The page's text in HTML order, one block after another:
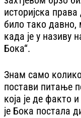
историјска права
било тако давно,
када је у називу
Бока“.
Знам само
постави питање
која је де факто
је Бока постала